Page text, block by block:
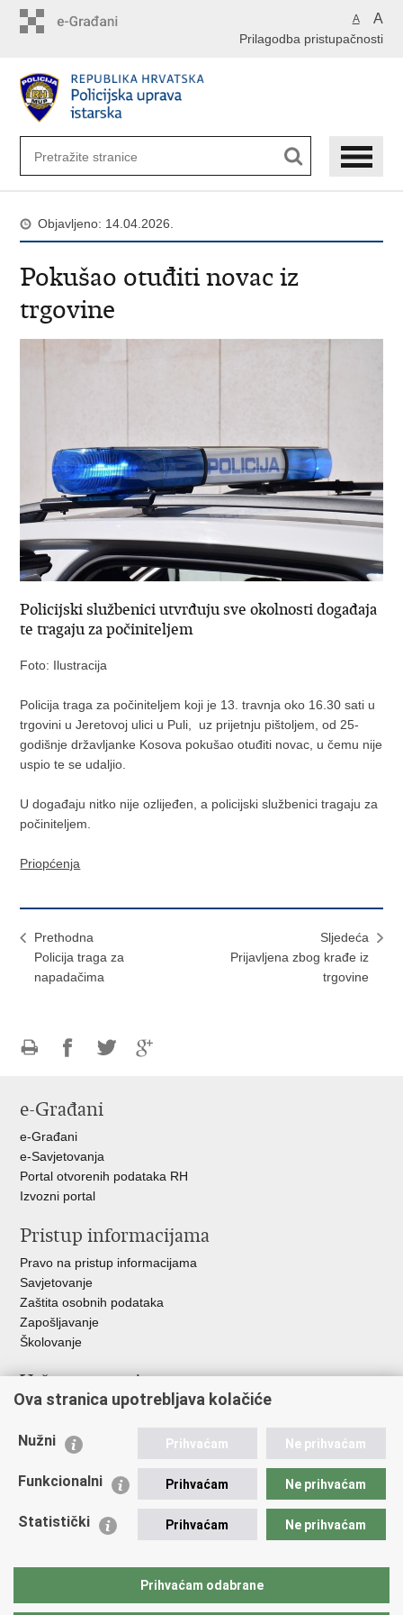
A A
Prilagodba pristupačnosti
Objavljeno: 14.04.2026.
Pokušao otuđiti novac iz
trgovine
Policijski službenici utvrđuju sve okolnosti događaja
te tragaju za počiniteljem
Foto: Ilustracija
Policija traga za počiniteljem koji je 13. travnja oko 16.30 sati u
trgovini u Jeretovoj ulici u Puli, uz prijetnju pištoljem, od 25-
godišnje državljanke Kosova pokušao otuđiti novac, u čemu nije
uspio te se udaljio.
U događaju nitko nije ozlijeđen, a policijski službenici tragaju za
počiniteljem.
Priopćenja
Prethodna
Policija traga za
napadačima
Sljedeća
Prijavljena zbog krađe iz
trgovine
FacebookuTwitteru
e-Građani
e-Građani
e-Savjetovanja
Portal otvorenih podataka RH
Izvozni portal
Pristup informacijama
Pravo na pristup informacijama
Savjetovanje
Zaštita osobnih podataka
Zapošljavanje
Školovanje
Važne poveznice
Ministarstvo unutarnjih poslova
Udruge
Policijska akademija
Zaklada policijske solidarnosti
Vučetić"
Ova stranica upotrebljava kolačiće
Nužni Prihvaćam Ne prihvaćam
Funkcionalni Prihvaćam Ne prihvaćam
Statistički Prihvaćam Ne prihvaćam
Prihvaćam odabrane